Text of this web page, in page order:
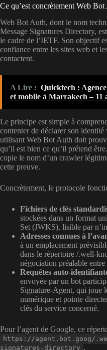
Ce qu’est concrètement Web
Web Bot Auth, dont le nom
Message Signatures Directory,
le cadre de l’IETF. Son objectif
confiance entre les sites web et
contactent.
A Lire : Quicktech :
et mobile à Marrakech – 11
Le principe est simple à
contenter de déclarer son
utilisant Web Bot Auth doit
qu’il est bien ce qu’il prétend
copie le nom d’un crawler
cette preuve.
Concrètement, le protocole
Fichiers de clés
stockées dans un format
Set (JWKS), lisible par
Adresses connues à
à un emplacement
dans le répertoire /.well-
négociation préalable
Requêtes auto-
envoyée par un bot
Signature-Agent, qui joue
numérique et pointe
clés du service concerné.
Pour l’agent de Google, ce
https://agent.bot.goog/
signatures-directory .